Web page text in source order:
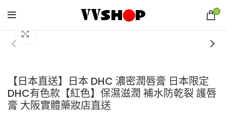
0
【日本直送】日本 DHC 濃密潤唇膏 日本限定
DHC有色款【紅色】保濕滋潤 補水防乾裂 護唇
膏 大阪實體藥妝店直送